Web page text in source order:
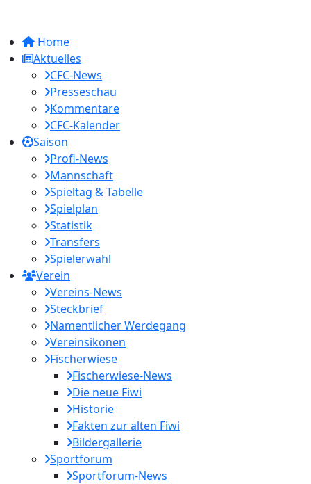
Home
Aktuelles
CFC-News
Presseschau
Kommentare
CFC-Kalender
Saison
Profi-News
Mannschaft
Spieltag & Tabelle
Spielplan
Statistik
Transfers
Spielerwahl
Verein
Vereins-News
Steckbrief
Namentlicher Werdegang
Vereinsikonen
Fischerwiese
Fischerwiese-News
Die neue Fiwi
Historie
Fakten zur alten Fiwi
Bildergallerie
Sportforum
Sportforum-News